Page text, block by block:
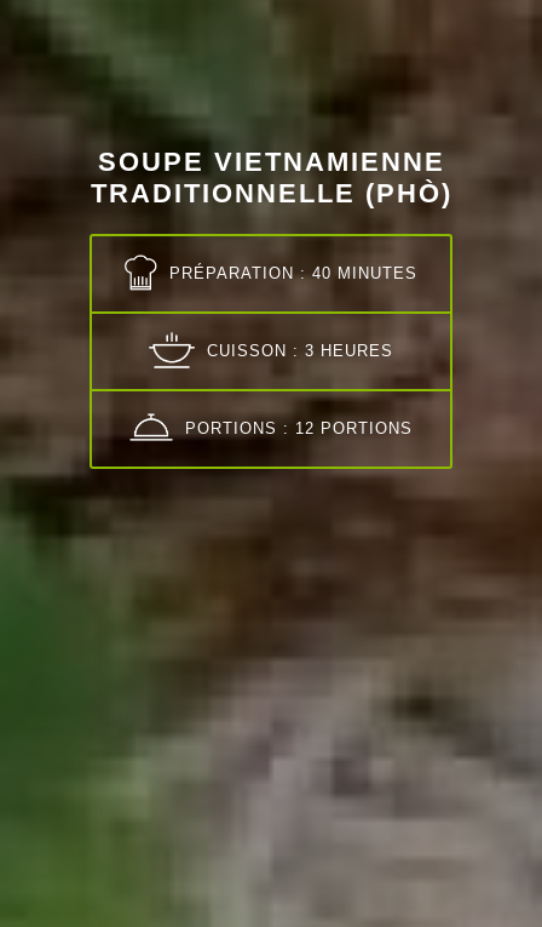
SOUPE VIETNAMIENNE
TRADITIONNELLE (PHÒ)
PRÉPARATION : 40 MINUTES
CUISSON : 3 HEURES
PORTIONS : 12 PORTIONS